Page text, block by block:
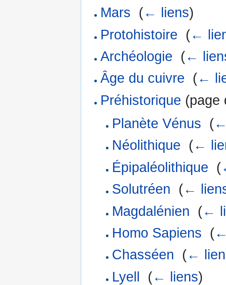
Mars (← liens)
Protohistoire (←
Archéologie (←
Âge du cuivre (←
Préhistorique (page
Planète Vénus (←
Néolithique (←
Épipaléolithique (
Solutréen (←
Magdalénien (←
Homo Sapiens (←
Chasséen (←
Lyell
(← liens)